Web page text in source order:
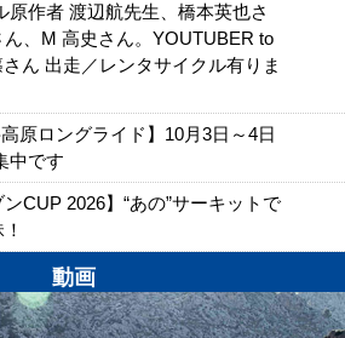
原作者 渡辺航先生、橋本英也さ
ん、M 高史さん。YOUTUBER to
さん 出走／レンタサイクル有りま
高原ロングライド】10月3日～4日
中です
ンCUP 2026】“あの”サーキットで
動画